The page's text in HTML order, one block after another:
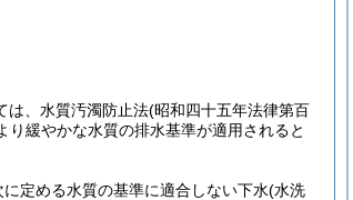
は、水質汚濁防止法(昭和四十五年法律第百
り緩やかな水質の排水基準が適用されると
定める水質の基準に適合しない下水(水洗